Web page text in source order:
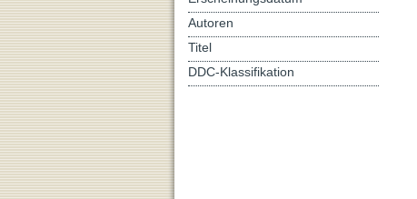
Autoren
Titel
DDC-Klassifikation